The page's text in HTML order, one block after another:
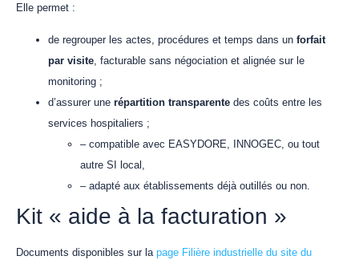
Elle permet :
de regrouper les actes, procédures et temps dans un forfait
par visite, facturable sans négociation et alignée sur le
monitoring ;
d’assurer une répartition transparente des coûts entre les
services hospitaliers ;
– compatible avec EASYDORE, INNOGEC, ou tout
autre SI local,
– adapté aux établissements déjà outillés ou non.
Kit « aide à la facturation »
Documents disponibles sur la page Filière industrielle du site du